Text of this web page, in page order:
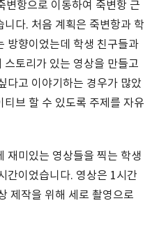
변항으로 이동하여 죽변항 근
다. 처음 계획은 죽변항과 학
방향이었는데 학생 친구들과
토리가 있는 영상을 만들고
다고 이야기하는 경우가 많았
브 할 수 있도록 주제를 자유
재미있는 영상들을 찍는 학생
간이었습니다. 영상은 1시간
제작을 위해 세로 촬영으로